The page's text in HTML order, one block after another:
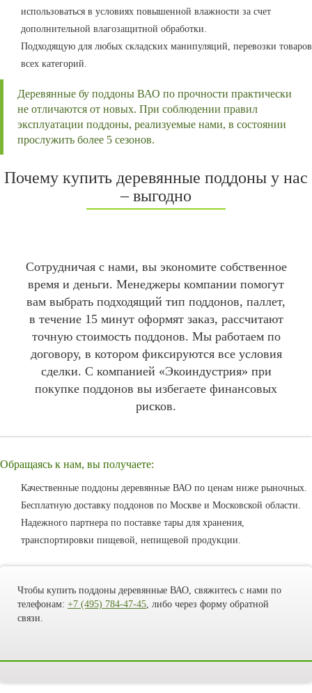
использоваться в условиях повышенной влажности за счет
дополнительной влагозащитной обработки.
Подходящую для любых складских манипуляций, перевозки товаров
всех категорий.
Деревянные бу поддоны ВАО по прочности практически
не отличаются от новых. При соблюдении правил
эксплуатации поддоны, реализуемые нами, в состоянии
прослужить более 5 сезонов.
Почему купить деревянные поддоны у нас
– выгодно
Сотрудничая с нами, вы экономите собственное
время и деньги. Менеджеры компании помогут
вам выбрать подходящий тип поддонов, паллет,
в течение 15 минут оформят заказ, рассчитают
точную стоимость поддонов. Мы работаем по
договору, в котором фиксируются все условия
сделки. С компанией «Экоиндустрия» при
покупке поддонов вы избегаете финансовых
рисков.
Обращаясь к нам, вы получаете:
Качественные поддоны деревянные ВАО по ценам ниже рыночных.
Бесплатную доставку поддонов по Москве и Московской области.
Надежного партнера по поставке тары для хранения,
транспортировки пищевой, непищевой продукции.
Чтобы купить поддоны деревянные ВАО, свяжитесь с нами по
телефонам: +7 (495) 784-47-45 , либо через форму обратной
связи.